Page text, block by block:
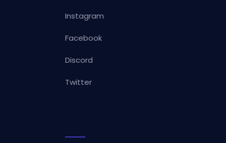
Instagram
Facebook
Discord
Twitter